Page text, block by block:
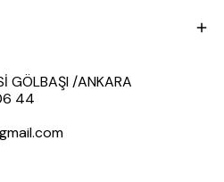
GÖLBAŞI /ANKARA
44